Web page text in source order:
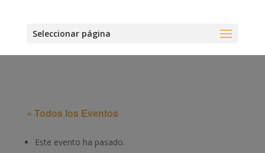
Seleccionar página
« Todos los Eventos
Este evento ha pasado.